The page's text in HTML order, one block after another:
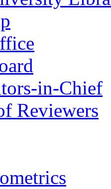
in-Chief
Reviewers